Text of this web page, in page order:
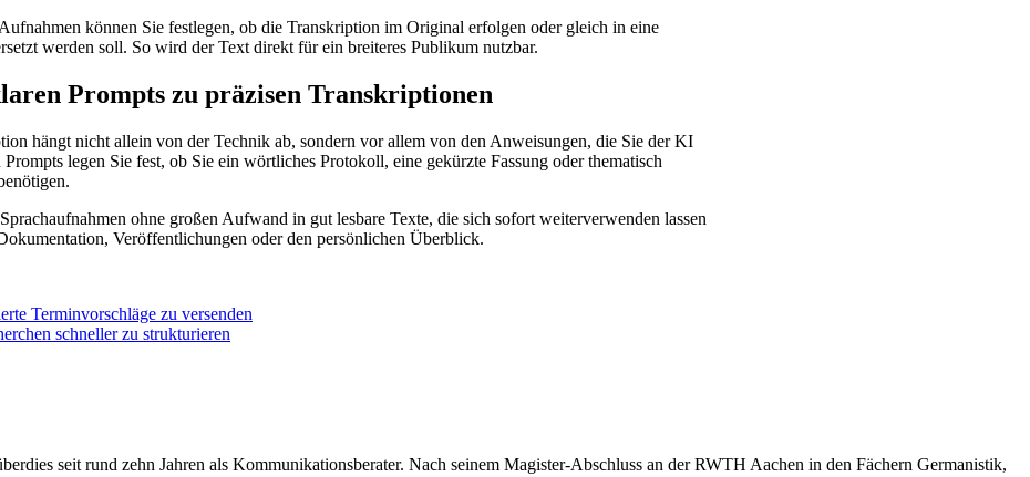
können Sie festlegen, ob die Transkription im Original erfolgen oder gleich in eine
werden soll. So wird der Text direkt für ein breiteres Publikum nutzbar.
Prompts zu präzisen Transkriptionen
hängt nicht allein von der Technik ab, sondern vor allem von den Anweisungen, die Sie der KI
legen Sie fest, ob Sie ein wörtliches Protokoll, eine gekürzte Fassung oder thematisch
ohne großen Aufwand in gut lesbare Texte, die sich sofort weiterverwenden lassen
Veröffentlichungen oder den persönlichen Überblick.
Terminvorschläge zu versenden
schneller zu strukturieren
seit rund zehn Jahren als Kommunikationsberater. Nach seinem Magister-Abschluss an der RWTH Aachen in den Fächern Germanistik,